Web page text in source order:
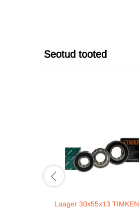
Seotud tooted
Laager 30x55x13 TIMKEN